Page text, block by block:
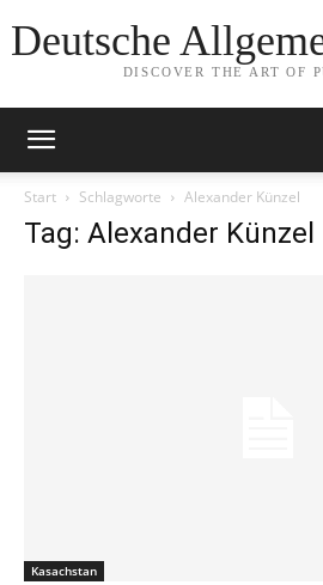
Deutsche
DISCOVER THE ART OF
Start Schlagworte Alexander Künzel
Tag: Alexander Künzel
Kasachstan